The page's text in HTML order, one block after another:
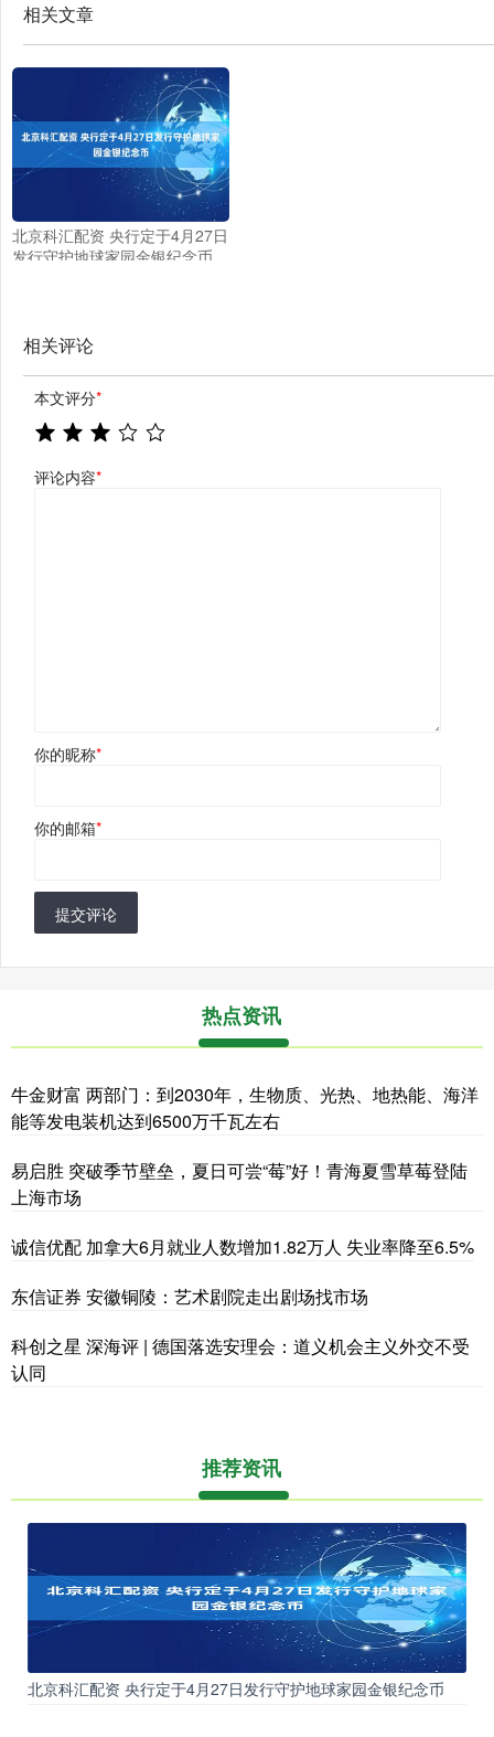
相关文章
北京科汇配资 央行定于4月27日
发行守护地球家园金银纪念币
相关评论
本文评分*
评论内容*
你的昵称*
你的邮箱*
提交评论
热点资讯
牛金财富 两部门：到2030年，生物质、光热、地热能、海洋
能等发电装机达到6500万千瓦左右
易启胜 突破季节壁垒，夏日可尝“莓”好！青海夏雪草莓登陆
上海市场
诚信优配 加拿大6月就业人数增加1.82万人 失业率降至6.5%
东信证券 安徽铜陵：艺术剧院走出剧场找市场
科创之星 深海评 | 德国落选安理会：道义机会主义外交不受
认同
推荐资讯
北京科汇配资 央行定于4月27日发行守护地球家园金银纪念币